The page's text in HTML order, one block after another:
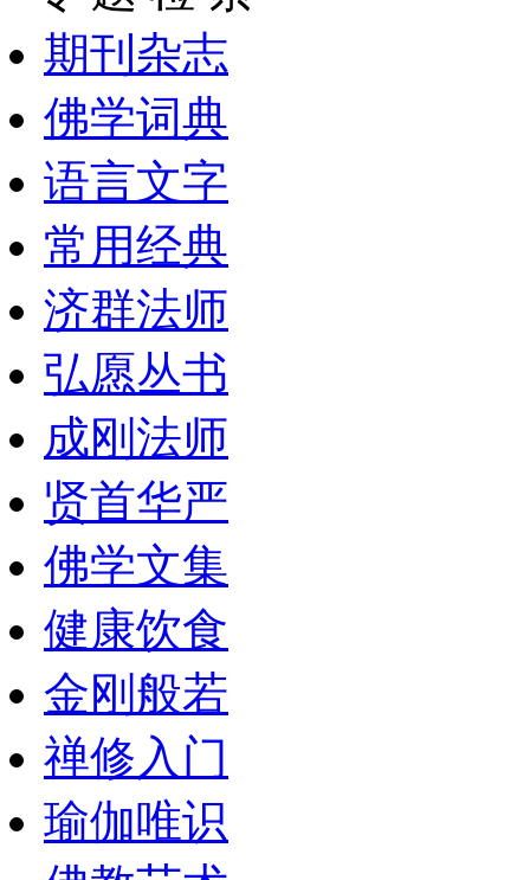
期刊杂志
佛学词典
语言文字
常用经典
济群法师
弘愿丛书
成刚法师
贤首华严
佛学文集
健康饮食
金刚般若
禅修入门
瑜伽唯识